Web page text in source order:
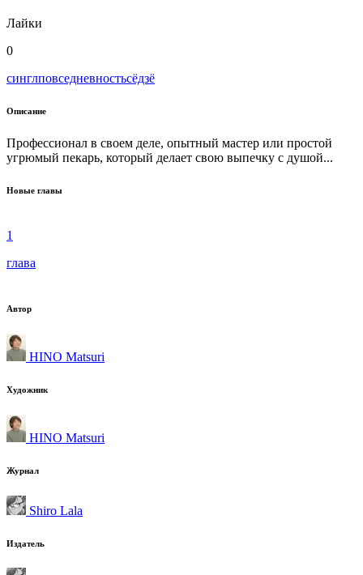
Лайки
0
синглповседневностьсёдзё
Описание
Профессионал в своем деле, опытный мастер или простой
угрюмый пекарь, который делает свою выпечку с душой...
Новые главы
1
глава
Автор
HINO Matsuri
Художник
HINO Matsuri
Журнал
Shiro Lala
Издатель